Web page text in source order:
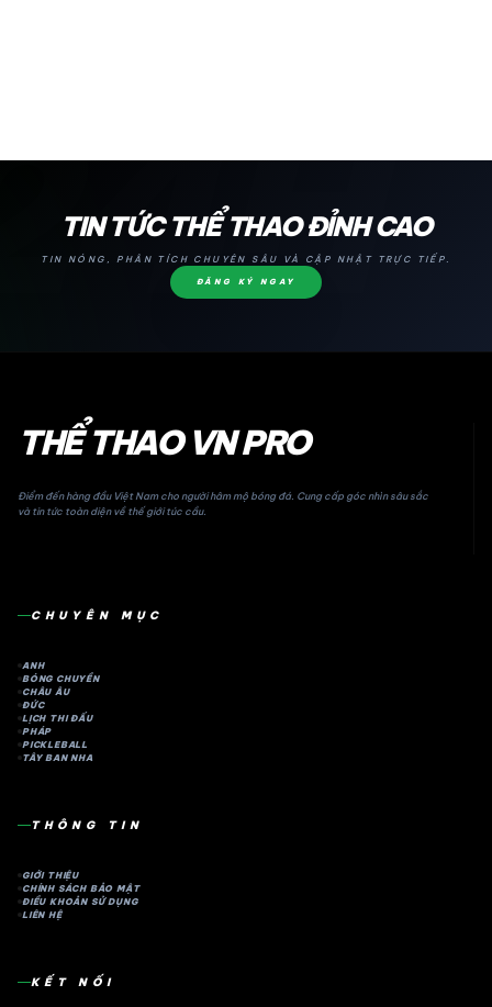
TIN TỨC THỂ THAO ĐỈNH CAO
TIN NÓNG, PHÂN TÍCH CHUYÊN SÂU VÀ CẬP NHẬT TRỰC TIẾP.
ĐĂNG KÝ NGAY
THỂ THAO VN PRO
Điểm đến hàng đầu Việt Nam cho người hâm mộ bóng đá. Cung cấp góc nhìn sâu sắc
và tin tức toàn diện về thế giới túc cầu.
CHUYÊN MỤC
ANH
BÓNG CHUYỀN
CHÂU ÂU
ĐỨC
LỊCH THI ĐẤU
PHÁP
PICKLEBALL
TÂY BAN NHA
THÔNG TIN
GIỚI THIỆU
CHÍNH SÁCH BẢO MẬT
ĐIỀU KHOẢN SỬ DỤNG
LIÊN HỆ
KẾT NỐI